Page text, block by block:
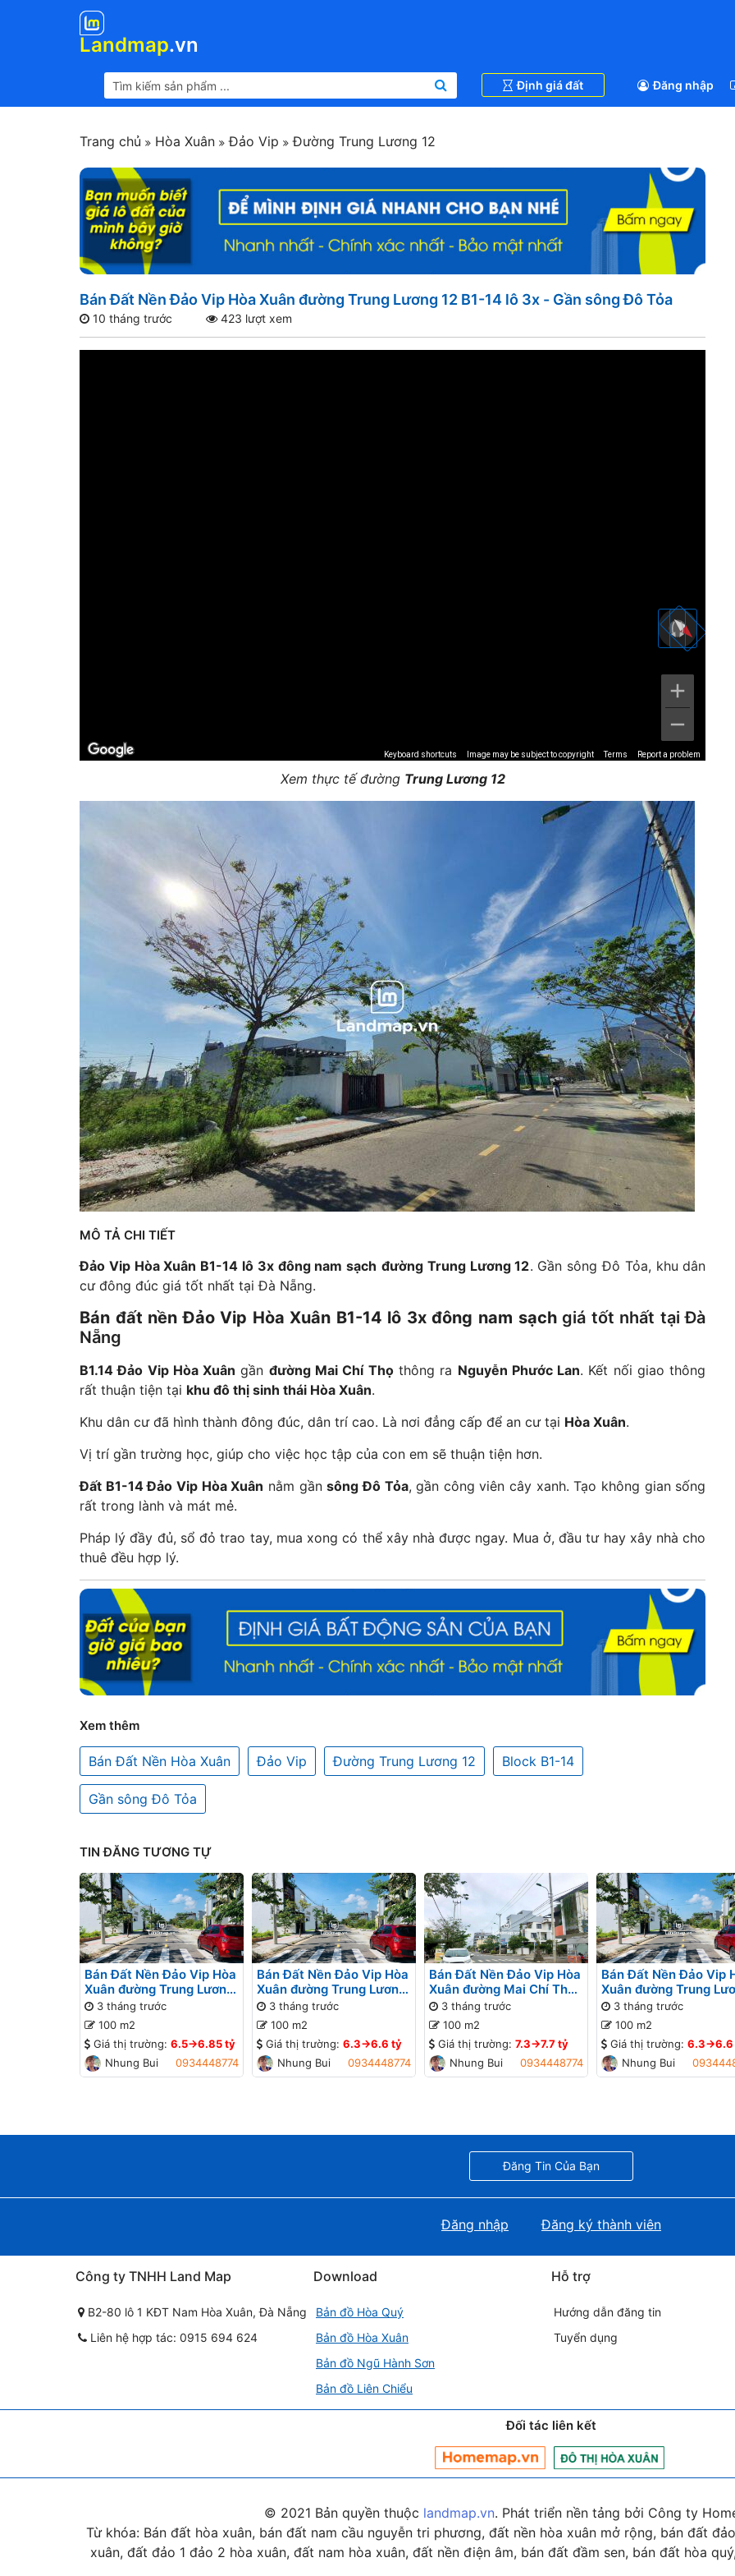
Landmap.vn
Định giá đất Đăng nhập
Trang chủ Hòa Xuân Đảo Vip Đường Trung Lương 12
Bán Đất Nền Đảo Vip Hòa Xuân đường Trung Lương 12 B1-14 lô 3x - Gần sông Đô Tỏa
10 tháng trước 423 lượt xem
Keyboard shortcuts Image may be subject to copyright Terms Report a problem
Xem thực tế đường Trung Lương 12
MÔ TẢ CHI TIẾT
Đảo Vip Hòa Xuân B1-14 lô 3x đông nam sạch đường Trung Lương 12. Gần sông Đô Tỏa, khu dân
cư đông đúc giá tốt nhất tại Đà Nẵng.
Bán đất nền Đảo Vip Hòa Xuân B1-14 lô 3x đông nam sạchgiá tốt nhất tại Đà
Nẵng
B1.14 Đảo Vip Hòa Xuân gần đường Mai Chí Thọthông ra Nguyễn Phước Lan. Kết nối giao thông
rất thuận tiện tại khu đô thị sinh thái Hòa Xuân.
Khu dân cư đã hình thành đông đúc, dân trí cao. Là nơi đẳng cấp để an cư tại Hòa Xuân.
Vị trí gần trường học, giúp cho việc học tập của con em sẽ thuận tiện hơn.
Đất B1-14 Đảo Vip Hòa Xuân nằm gầnsông Đô Tỏa, gần công viên cây xanh. Tạo không gian sống
rất trong lành và mát mẻ.
Pháp lý đầy đủ, sổ đỏ trao tay, mua xong có thể xây nhà được ngay. Mua ở, đầu tư hay xây nhà cho
thuê đều hợp lý.
Xem thêm
Bán Đất Nền Hòa Xuân Đảo Vip Đường Trung Lương 12 Block B1-14
Gần sông Đô Tỏa
TIN ĐĂNG TƯƠNG TỰ
Bán Đất Nền Đảo Vip Hòa
Xuân đường Trung Lương
10 B1-10 lô 6x - Gần sông
Đô Tỏa
3 tháng trước
100 m2
Giá thị trường: 6.5->6.85 tỷ
Nhung Bui
0934448774
Bán Đất Nền Đảo Vip Hòa
Xuân đường Trung Lương
10 B1-9 lô x - Gần sông
Đô Tỏa
3 tháng trước
100 m2
Giá thị trường: 6.3->6.6 tỷ
Nhung Bui
0934448774
Bán Đất Nền Đảo Vip Hòa
Xuân đường Mai Chí Thọ
B1-13 lô 2x - Đối diện
công viên, Gần sông Đô
Tỏa
3 tháng trước
100 m2
Giá thị trường: 7.3->7.7 tỷ
Nhung Bui
0934448774
Bán Đất Nền Đảo Vip
Xuân đường Trung
10 B1-12 lô 2x - Gần
Đô Tỏa
3 tháng trước
100 m2
Giá thị trường: 6.3-
Nhung Bui
Đăng Tin Của Bạn
Đăng nhập Đăng ký thành viên
Công ty TNHH Land Map
B2-80 lô 1 KĐT Nam Hòa Xuân, Đà Nẵng
Liên hệ hợp tác: 0915 694 624
Download
Bản đồ Hòa Quý
Bản đồ Hòa Xuân
Bản đồ Ngũ Hành Sơn
Bản đồ Liên Chiểu
Hỗ trợ
Hướng dẫn đăng tin
Tuyển dụng
Đối tác liên kết
© 2021 Bản quyền thuộc landmap.vn. Phát triển nền tảng bởi Công ty
Từ khóa: Bán đất hòa xuân, bán đất nam cầu nguyễn tri phương, đất nền hòa xuân mở rộng, bán đất
xuân, đất đảo 1 đảo 2 hòa xuân, đất nam hòa xuân, đất nền điện âm, bán đất đầm sen, bán đất hòa